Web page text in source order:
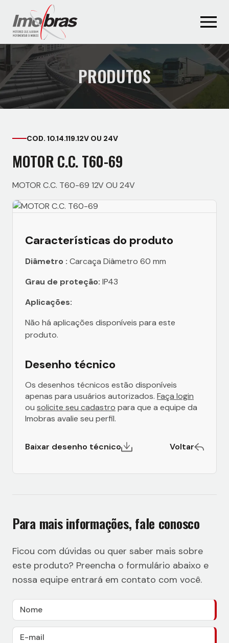
PRODUTOS
COD. 10.14.119.12V OU 24V
MOTOR C.C. T60-69
MOTOR C.C. T60-69 12V OU 24V
Características do produto
Diâmetro : Carcaça Diâmetro 60 mm
Grau de proteção: IP43
Aplicações:
Não há aplicações disponíveis para este
produto.
Desenho técnico
Os desenhos técnicos estão disponíveis
apenas para usuários autorizados. Faça login
ou solicite seu cadastro para que a equipe da
Imobras avalie seu perfil.
Baixar desenho técnico Voltar
Para mais informações, fale conosco
Ficou com dúvidas ou quer saber mais sobre
este produto? Preencha o formulário abaixo e
nossa equipe entrará em contato com você.